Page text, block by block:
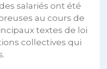
salariés ont été
au cours de
textes de loi
collectives qui